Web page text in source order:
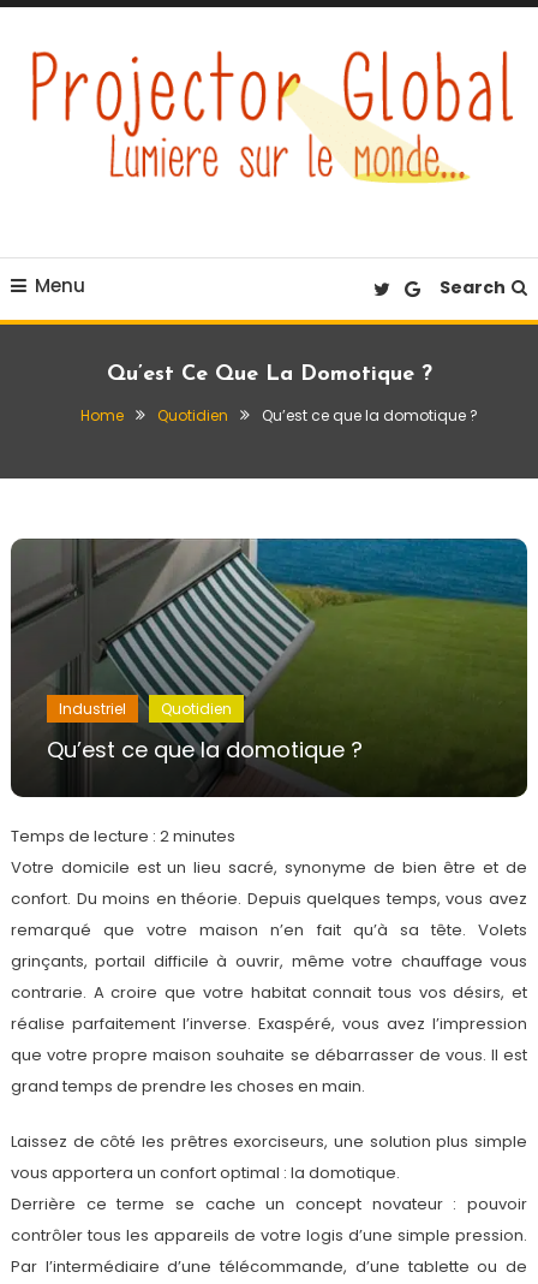
Skip
Content
Menu Search
Qu’est Ce Que La Domotique ?
Home Quotidien Qu’est ce que la domotique ?
Industriel Quotidien
Qu’est ce que la domotique ?
Temps de lecture : 2minutes
Votre domicile est un lieu sacré, synonyme de bien être et de
confort. Du moins en théorie. Depuis quelques temps, vous avez
remarqué que votre maison n’en fait qu’à sa tête. Volets
grinçants, portail difficile à ouvrir, même votre chauffage vous
contrarie. A croire que votre habitat connait tous vos désirs, et
réalise parfaitement l’inverse. Exaspéré, vous avez l’impression
que votre propre maison souhaite se débarrasser de vous. Il est
grand temps de prendre les choses en main.
Laissez de côté les prêtres exorciseurs, une solution plus simple
vous apportera un confort optimal : la domotique.
Derrière ce terme se cache un concept novateur : pouvoir
contrôler tous les appareils de votre logis d’une simple pression.
Par l’intermédiaire d’une télécommande, d’une tablette ou de